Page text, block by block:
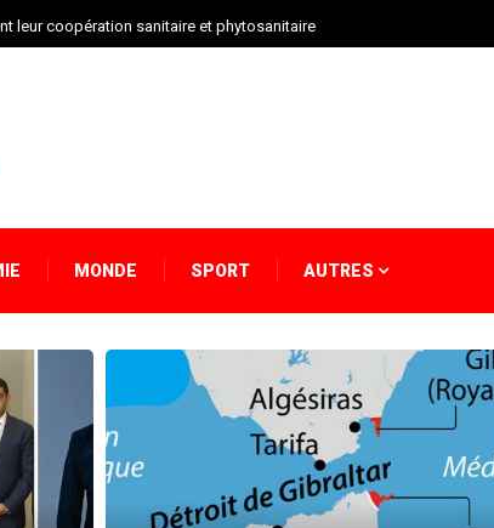
dévoile la liste finale des U20 marocains
MONDE SPORT AUTRES